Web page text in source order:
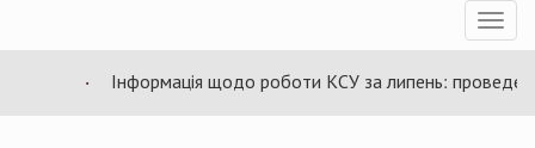
Toggle
Інформація щодо роботи КСУ за липень: проведено